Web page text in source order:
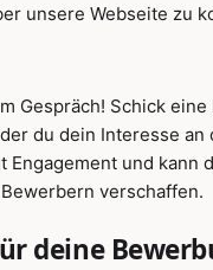
unsere Webseite zu
Gespräch! Schick eine
du dein Interesse an
Engagement und kann
verschaffen.
deine